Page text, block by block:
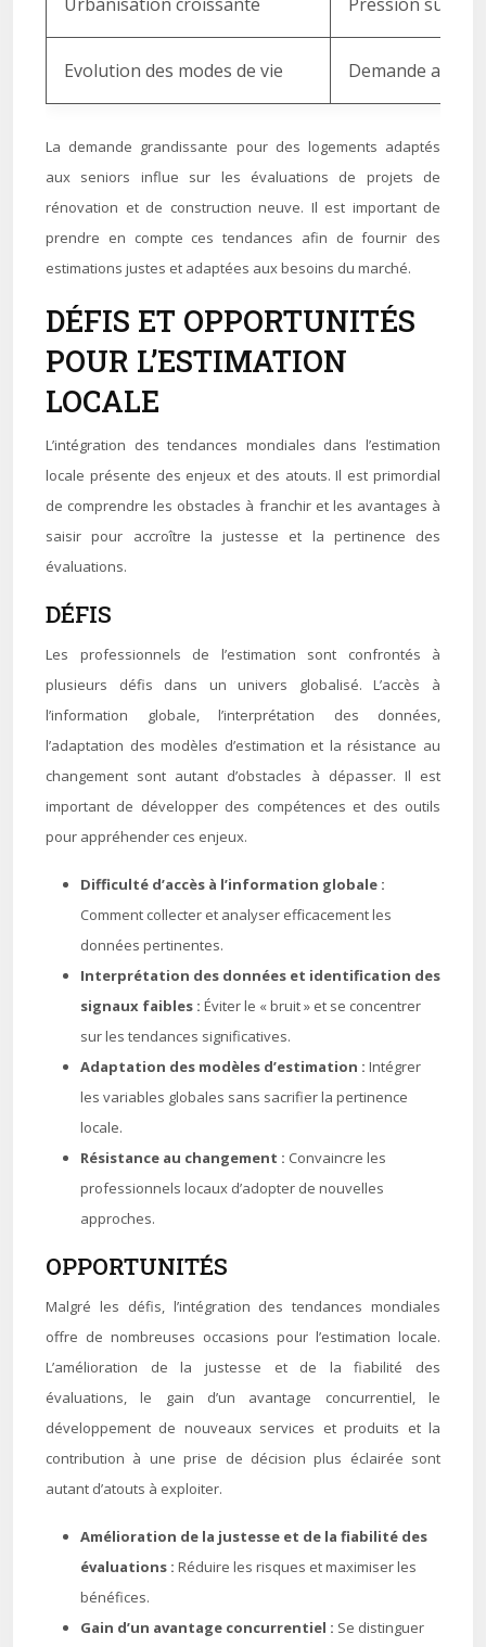
Evolution des modes de vie Demande
La demande grandissante pour des logements adaptés
aux seniors influe sur les évaluations de projets de
rénovation et de construction neuve. Il est important de
prendre en compte ces tendances afin de fournir des
estimations justes et adaptées aux besoins du marché.
DÉFIS ET OPPORTUNITÉS
POUR L’ESTIMATION
LOCALE
L’intégration des tendances mondiales dans l’estimation
locale présente des enjeux et des atouts. Il est primordial
de comprendre les obstacles à franchir et les avantages à
saisir pour accroître la justesse et la pertinence des
évaluations.
DÉFIS
Les professionnels de l’estimation sont confrontés à
plusieurs défis dans un univers globalisé. L’accès à
l’information globale, l’interprétation des données,
l’adaptation des modèles d’estimation et la résistance au
changement sont autant d’obstacles à dépasser. Il est
important de développer des compétences et des outils
pour appréhender ces enjeux.
Difficulté d’accès à l’information globale :
Comment collecter et analyser efficacement les
données pertinentes.
Interprétation des données et identification des
signaux faibles : Éviter le « bruit » et se concentrer
sur les tendances significatives.
Adaptation des modèles d’estimation : Intégrer
les variables globales sans sacrifier la pertinence
locale.
Résistance au changement : Convaincre les
professionnels locaux d’adopter de nouvelles
approches.
OPPORTUNITÉS
Malgré les défis, l’intégration des tendances mondiales
offre de nombreuses occasions pour l’estimation locale.
L’amélioration de la justesse et de la fiabilité des
évaluations, le gain d’un avantage concurrentiel, le
développement de nouveaux services et produits et la
contribution à une prise de décision plus éclairée sont
autant d’atouts à exploiter.
Amélioration de la justesse et de la fiabilité des
évaluations : Réduire les risques et maximiser les
bénéfices.
Gain d’un avantage concurrentiel : Se distinguer